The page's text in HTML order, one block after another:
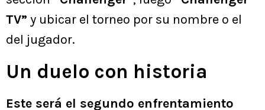
TV” y ubicar el torneo por su nombre o el
del jugador.
Un duelo con historia
Este será el segundo enfrentamiento